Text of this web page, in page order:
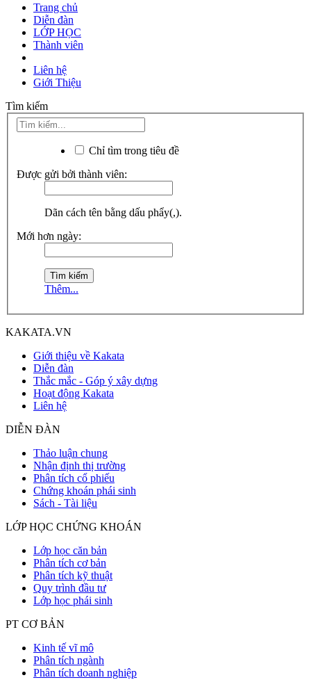
Trang chủ
Diễn đàn
LỚP HỌC
Thành viên
Liên hệ
Giới Thiệu
Tìm kiếm
Chỉ tìm trong tiêu đề
Được gửi bởi thành viên:
Dãn cách tên bằng dấu phẩy(,).
Mới hơn ngày:
Thêm...
KAKATA.VN
Giới thiệu về Kakata
Diễn đàn
Thắc mắc - Góp ý xây dựng
Hoạt động Kakata
Liên hệ
DIỄN ĐÀN
Thảo luận chung
Nhận định thị trường
Phân tích cổ phiếu
Chứng khoán phái sinh
Sách - Tài liệu
LỚP HỌC CHỨNG KHOÁN
Lớp học căn bản
Phân tích cơ bản
Phân tích kỹ thuật
Quy trình đầu tư
Lớp học phái sinh
PT CƠ BẢN
Kinh tế vĩ mô
Phân tích ngành
Phân tích doanh nghiệp